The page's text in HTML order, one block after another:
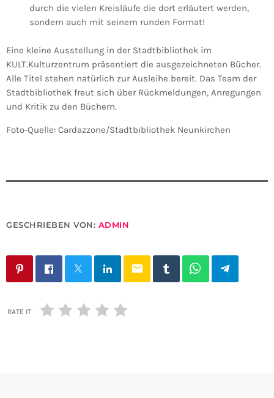
durch die vielen Kreisläufe die dort erläutert werden,
sondern auch mit seinem runden Format!
Eine kleine Ausstellung in der Stadtbibliothek im
KULT.Kulturzentrum präsentiert die ausgezeichneten Bücher.
Alle Titel stehen natürlich zur Ausleihe bereit. Das Team der
Stadtbibliothek freut sich über Rückmeldungen, Anregungen
und Kritik zu den Büchern.
Foto-Quelle: Cardazzone/Stadtbibliothek Neunkirchen
GESCHRIEBEN VON: ADMIN
email
RATE IT